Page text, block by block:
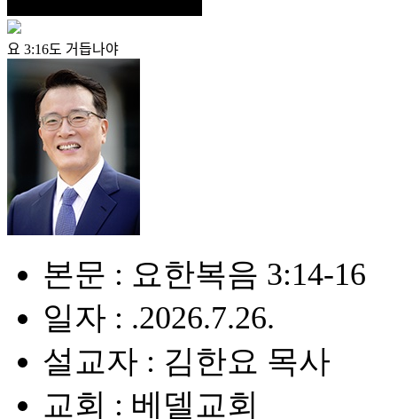
요 3:16도 거듭나야
본문 : 요한복음 3:14-16
일자 : .2026.7.26.
설교자 : 김한요 목사
교회 : 베델교회